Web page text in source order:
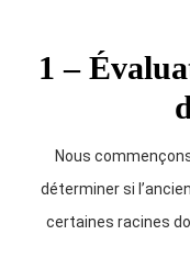
1 –
Nous
déterminer si
certaines racines